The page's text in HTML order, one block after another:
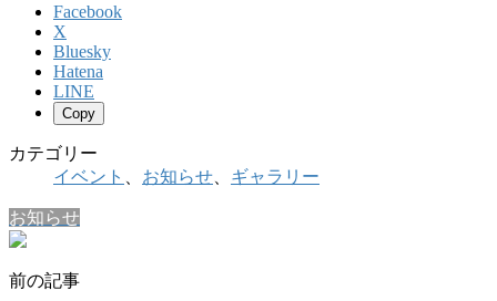
Facebook
X
Bluesky
Hatena
LINE
Copy
カテゴリー
イベント
お知らせ ギャラリー
お知らせ
前の記事